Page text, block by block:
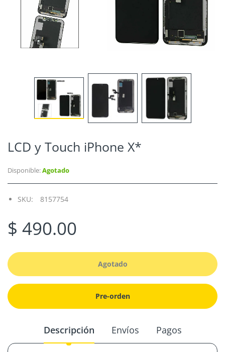
LCD y Touch iPhone X*
Disponible:Agotado
SKU: 8157754
$ 490.00
Agotado
Pre-orden
Descripción Envíos Pagos